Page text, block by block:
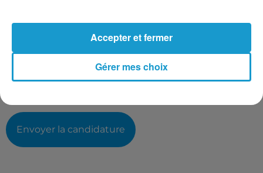
L'upload de fichier est limité à 2Mo pour les images et PDF et 5Mo
Envoyer la candidature
Gérer mes choix
Accepter et fermer